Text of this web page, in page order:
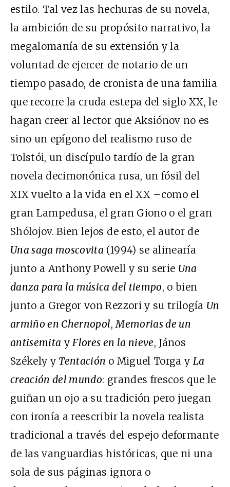
estilo. Tal vez las hechuras de su novela,
la ambición de su propósito narrativo, la
megalomanía de su extensión y la
voluntad de ejercer de notario de un
tiempo pasado, de cronista de una familia
que recorre la cruda estepa del siglo XX, le
hagan creer al lector que Aksiónov no es
sino un epígono del realismo ruso de
Tolstói, un discípulo tardío de la gran
novela decimonónica rusa, un fósil del
XIX vuelto a la vida en el XX –como el
gran Lampedusa, el gran Giono o el gran
Shólojov. Bien lejos de esto, el autor de
Una saga moscovita (1994) se alinearía
junto a Anthony Powell y su serie Una
danza para la música del tiempo, o bien
junto a Gregor von Rezzori y su trilogía Un
armiño en Chernopol,Memorias de un
antisemita yFlores en la nieve, János
Székely y Tentación o Miguel Torga y La
creación del mundo: grandes frescos que le
guiñan un ojo a su tradición pero juegan
con ironía a reescribir la novela realista
tradicional a través del espejo deformante
de las vanguardias históricas, que ni una
sola de sus páginas ignora o